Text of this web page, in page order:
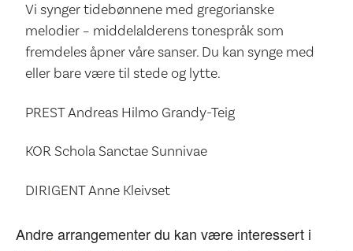
Vi synger tidebønnene med gregorianske
melodier – middelalderens tonespråk som
fremdeles åpner våre sanser. Du kan synge med
eller bare være til stede og lytte.
PREST Andreas Hilmo Grandy-Teig
KOR Schola Sanctae Sunnivae
DIRIGENT Anne Kleivset
Andre arrangementer du kan være interessert i